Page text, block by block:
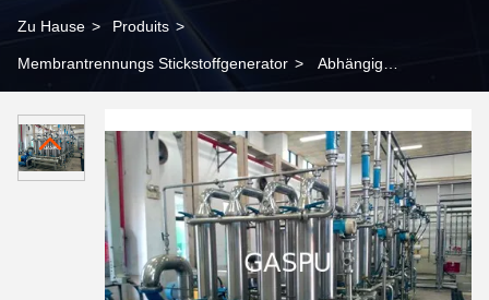
Zu Hause > Produits >
Membrantrennungs Stickstoffgenerator > Abhängig
geringere Stickstoffreinheit im direkten Vergleich zu
kryogenen Stickstoffgeneratoren